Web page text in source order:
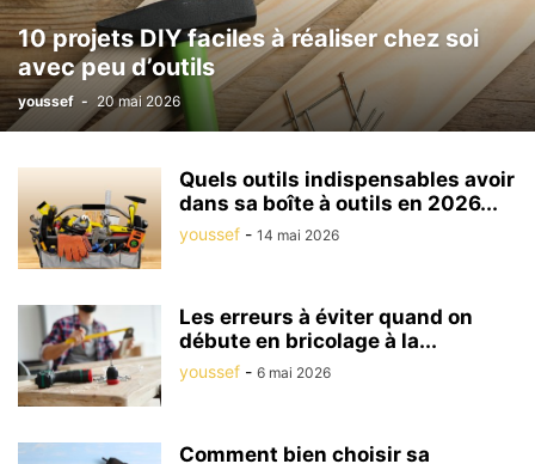
10 projets DIY faciles à réaliser chez soi
avec peu d’outils
youssef - 20 mai 2026
Quels outils indispensables avoir
dans sa boîte à outils en 2026...
youssef - 14 mai 2026
Les erreurs à éviter quand on
débute en bricolage à la...
youssef - 6 mai 2026
Comment bien choisir sa